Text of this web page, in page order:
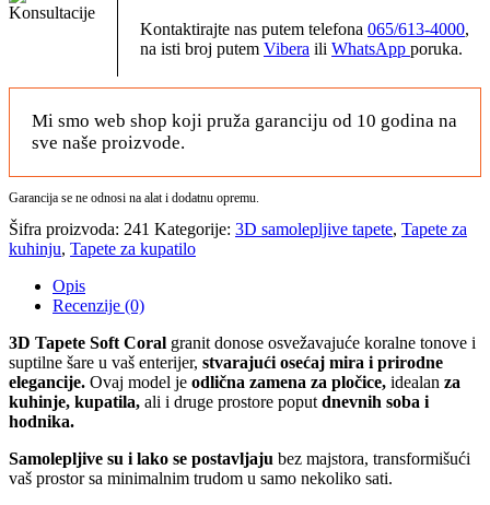
Kontaktirajte nas putem telefona 065/613-4000,
na isti broj putem Vibera ili WhatsApp poruka.
Mi smo web shop koji pruža garanciju od 10 godina na
sve naše proizvode.
Garancija se ne odnosi na alat i dodatnu opremu.
Šifra proizvoda: 241 Kategorije: 3D samolepljive tapete, Tapete za
kuhinju, Tapete za kupatilo
Opis
Recenzije (0)
3D Tapete Soft Coral granit donose osvežavajuće koralne tonove i
suptilne šare u vaš enterijer, stvarajući osećaj mira i prirodne
elegancije. Ovaj model je odlična zamena za pločice, idealan za
kuhinje, kupatila, ali i druge prostore poput dnevnih soba i
hodnika.
Samolepljive su i lako se postavljaju bez majstora, transformišući
vaš prostor sa minimalnim trudom u samo nekoliko sati.